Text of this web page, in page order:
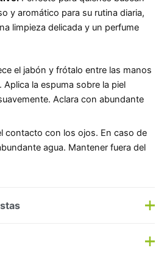
y aromático para su rutina diaria,
limpieza delicada y un perfume
el jabón y frótalo entre las manos
la espuma sobre la piel
Aclara con abundante
contacto con los ojos. En caso de
agua. Mantener fuera del